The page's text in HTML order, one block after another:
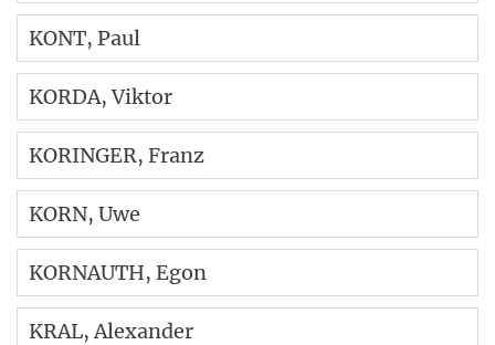
KONT, Paul
KORDA, Viktor
KORINGER, Franz
KORN, Uwe
KORNAUTH, Egon
KRAL, Alexander